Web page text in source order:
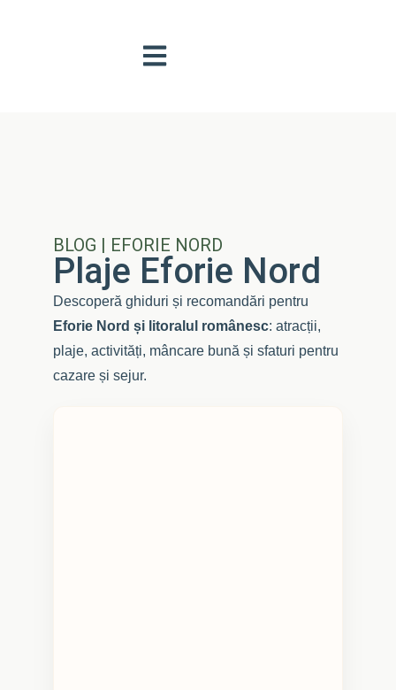
BLOG | EFORIE NORD
Plaje Eforie Nord
Descoperă ghiduri și recomandări pentru
Eforie Nord și litoralul românesc: atracții,
plaje, activități, mâncare bună și sfaturi pentru
cazare și sejur.